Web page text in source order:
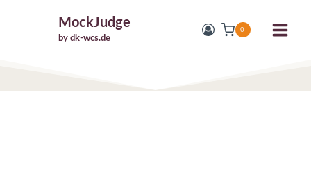
MockJudge
by dk-wcs.de
0